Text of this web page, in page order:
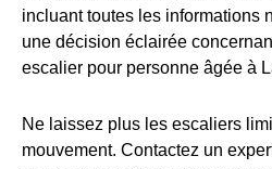
incluant toutes les informations
une décision éclairée
escalier pour personne âgée à
Ne laissez plus les escaliers
mouvement. Contactez un